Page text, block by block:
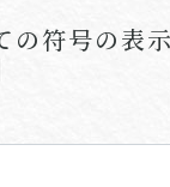
符号の表